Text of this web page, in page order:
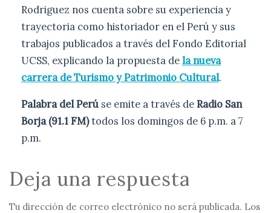
Rodriguez nos cuenta sobre su experiencia y
trayectoria como historiador en el Perú y sus
trabajos publicados a través del Fondo Editorial
UCSS, explicando la propuesta dela nueva
carrera de Turismo y Patrimonio Cultural.
Palabra del Perú se emite a través deRadio San
Borja (91.1 FM)todos los domingos de 6 p.m. a 7
p.m.
Deja una respuesta
Tu dirección de correo electrónico no será publicada. Los